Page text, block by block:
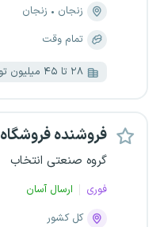
زنجان
زنجان
تمام وقت
۲۸ تا ۴۵ میلیون تومان
فروشنده فروشگاه
گروه صنعتی انتخاب
فوری
ارسال آسان
کل کشور